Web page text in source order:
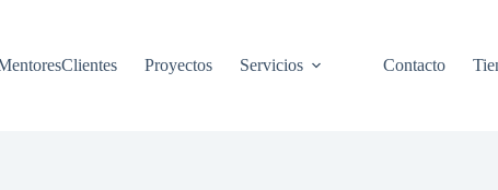
Proyectos Servicios Contacto